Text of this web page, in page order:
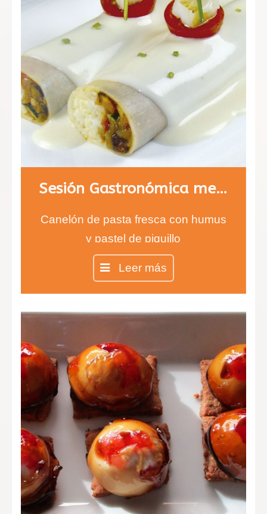
Sesión Gastronómica menú 2
Canelón de pasta fresca con humus
y pastel de piquillo
Calamares rellenos de verdura y
Esferas de yogurt con fresa y con
una suave membrana de módena.
Leer más